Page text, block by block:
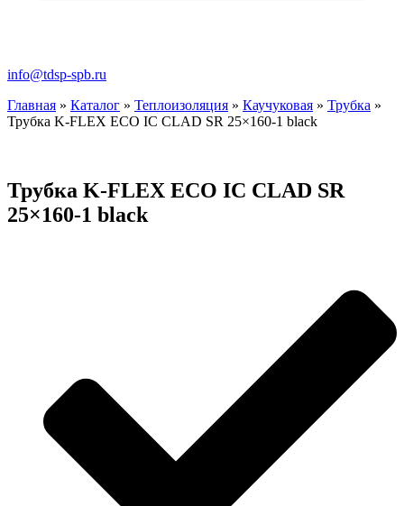
info@tdsp-spb.ru
Главная » Каталог » Теплоизоляция » Каучуковая » Трубка »
Трубка K-FLEX ECO IC CLAD SR 25×160-1 black
Трубка K-FLEX ECO IC CLAD SR
25×160-1 black